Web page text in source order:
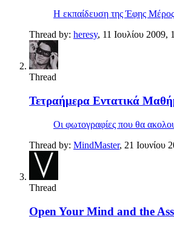
Η εκπαίδευση της Έφης
Thread by: heresy, 11 Ιουλίου 2009,
Thread
Τετραήμερα Εντατικά
Οι φωτογραφίες που θα
Thread by: MindMaster, 21 Ιουνίου
Thread
Open Your Mind and the